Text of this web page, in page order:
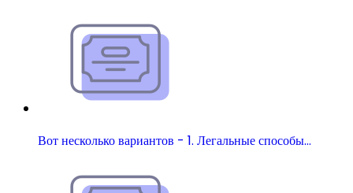
Вот несколько вариантов - 1. Легальные способы…